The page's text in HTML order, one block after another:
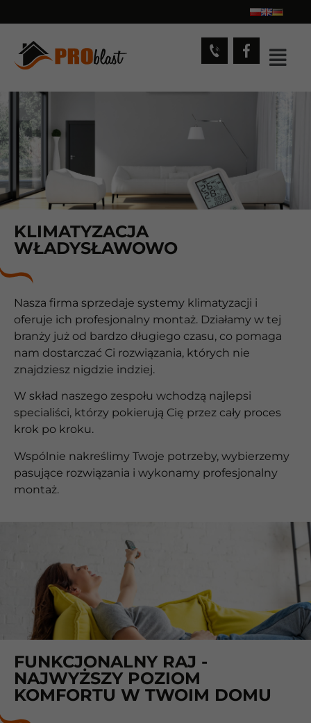
KLIMATYZACJA
WŁADYSŁAWOWO
Nasza firma sprzedaje systemy klimatyzacji i
oferuje ich profesjonalny montaż. Działamy w tej
branży już od bardzo długiego czasu, co pomaga
nam dostarczać Ci rozwiązania, których nie
znajdziesz nigdzie indziej.
W skład naszego zespołu wchodzą najlepsi
specialiści, którzy pokierują Cię przez cały proces
krok po kroku.
Wspólnie nakreślimy Twoje potrzeby, wybierzemy
pasujące rozwiązania i wykonamy profesjonalny
montaż.
FUNKCJONALNY RAJ -
NAJWYŻSZY POZIOM
KOMFORTU W TWOIM DOMU